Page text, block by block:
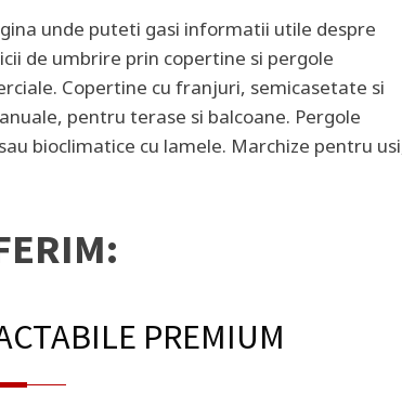
unde puteti gasi informatii utile despre
de umbrire prin copertine si pergole
Copertine cu franjuri, semicasetate si
pentru terase si balcoane. Pergole
bioclimatice cu lamele. Marchize pentru
PREMIUM